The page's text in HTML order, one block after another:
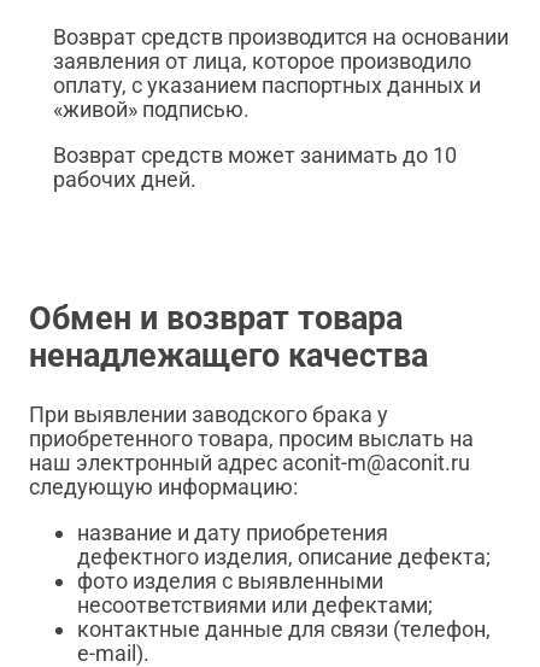
Возврат средств производится на основании
заявления от лица, которое производило
оплату, с указанием паспортных данных и
«живой» подписью.
Возврат средств может занимать до 10
рабочих дней.
Обмен и возврат товара
ненадлежащего качества
При выявлении заводского брака у
приобретенного товара, просим выслать на
наш электронный адрес aconit-m@aconit.ru
следующую информацию:
название и дату приобретения
дефектного изделия, описание дефекта;
фото изделия с выявленными
несоответствиями или дефектами;
контактные данные для связи (телефон,
e-mail).